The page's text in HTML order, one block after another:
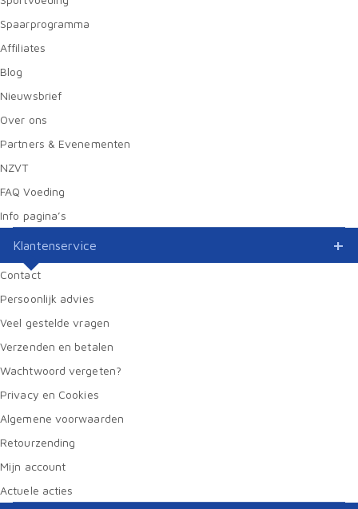
Spaarprogramma
Affiliates
Blog
Nieuwsbrief
Over ons
Partners & Evenementen
NZVT
FAQ Voeding
Info pagina’s
Klantenservice
Contact
Persoonlijk advies
Veel gestelde vragen
Verzenden en betalen
Wachtwoord vergeten?
Privacy en Cookies
Algemene voorwaarden
Retourzending
Mijn account
Actuele acties